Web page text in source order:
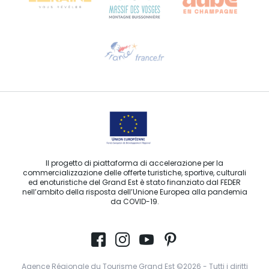
Contattaci per e-mail
Il progetto di piattaforma di accelerazione per la
commercializzazione delle offerte turistiche, sportive, culturali
ed enoturistiche del Grand Est è stato finanziato dal FEDER
nell’ambito della risposta dell’Unione Europea alla pandemia
da COVID-19.